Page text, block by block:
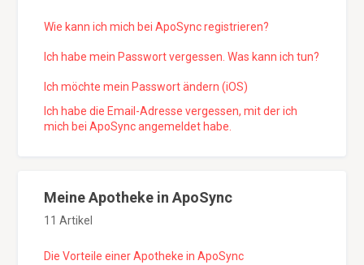
Wie kann ich mich bei ApoSync registrieren?
Ich habe mein Passwort vergessen. Was kann ich tun?
Ich möchte mein Passwort ändern (iOS)
Ich habe die Email-Adresse vergessen, mit der ich
mich bei ApoSync angemeldet habe.
Meine Apotheke in ApoSync
11 Artikel
Die Vorteile einer Apotheke in ApoSync